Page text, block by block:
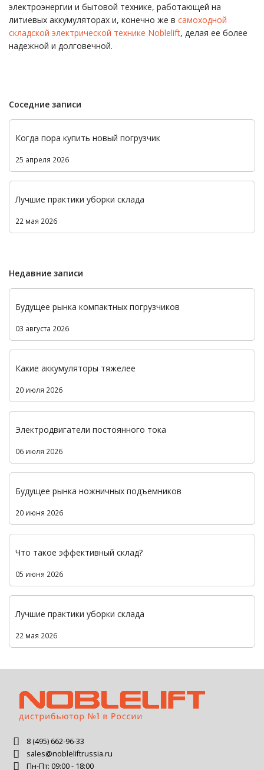
электроэнергии и бытовой технике, работающей на
литиевых аккумуляторах и, конечно же в самоходной
складской электрической технике Noblelift, делая ее более
надежной и долговечной.
Соседние записи
Когда пора купить новый погрузчик
25 апреля 2026
Лучшие практики уборки склада
22 мая 2026
Недавние записи
Будущее рынка компактных погрузчиков
03 августа 2026
Какие аккумуляторы тяжелее
20 июля 2026
Электродвигатели постоянного тока
06 июля 2026
Будущее рынка ножничных подъемников
20 июня 2026
Что такое эффективный склад?
05 июня 2026
Лучшие практики уборки склада
22 мая 2026
8 (495) 662-96-33
sales@nobleliftrussia.ru
Пн-Пт: 09:00 - 18:00